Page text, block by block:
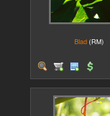
Blad (RM)